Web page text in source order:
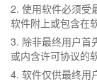
2. 使用软件必须受
软件附上或包含在
3. 除非最终用户首
或内含许可协议的
4. 软件仅供最终用